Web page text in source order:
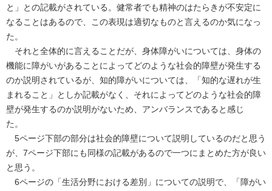
と」との記載がされている。健常者でも精神のはたらきが不安定に
なることはあるので、この表現は適切なものと言えるのか気になっ
た。
それと全体的に言えることだが、身体障がいについては、身体の
機能に障がいがあることによってどのような社会的障壁が発生する
のか説明されているが、知的障がいについては、「知的な遅れが生
まれること」としか記載がなく、それによってどのような社会的障
壁が発生するのか説明がないため、アンバランスであると感じ
た。
5ページ下部の部分は社会的障壁について説明しているのだと思う
が、7ページ下部にも同様の記載があるので一つにまとめた方が良い
と思う。
6ページの「生活分野における差別」についての説明で、「障がい